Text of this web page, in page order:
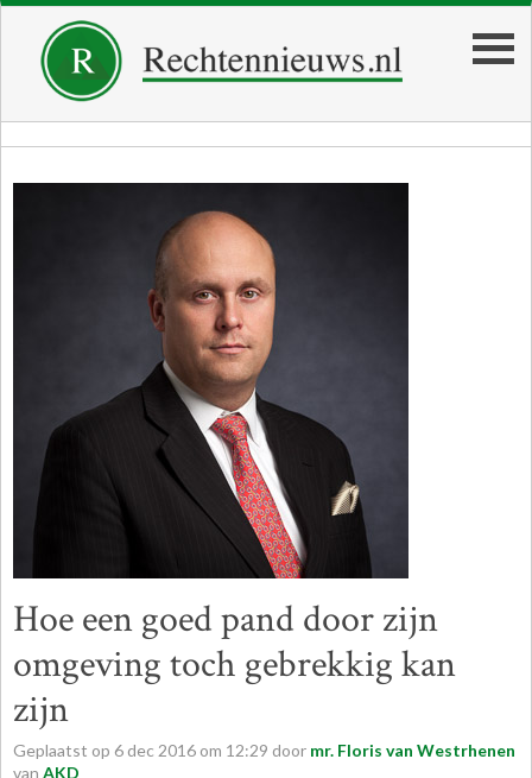
Hoe een goed pand door zijn
omgeving toch gebrekkig kan
zijn
Geplaatst op 6 dec 2016 om 12:29 door mr. Floris van Westrhenen
van AKD